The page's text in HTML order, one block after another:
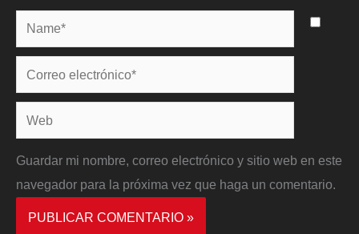
Name*
Correo
electrónico*
Web
Guardar mi nombre, correo electrónico y sitio web en este
navegador para la próxima vez que haga un comentario.